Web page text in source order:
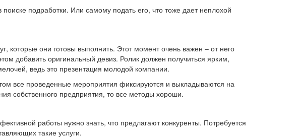
подработки. Или самому подать его, что тоже дает неплохой
которые они готовы выполнить. Этот момент очень важен – от него
добавить оригинальный девиз. Ролик должен получиться ярким,
ведь это презентация молодой компании.
все проведенные мероприятия фиксируются и выкладываются на
собственного предприятия, то все методы хороши.
работы нужно знать, что предлагают конкуренты. Потребуется
такие услуги.